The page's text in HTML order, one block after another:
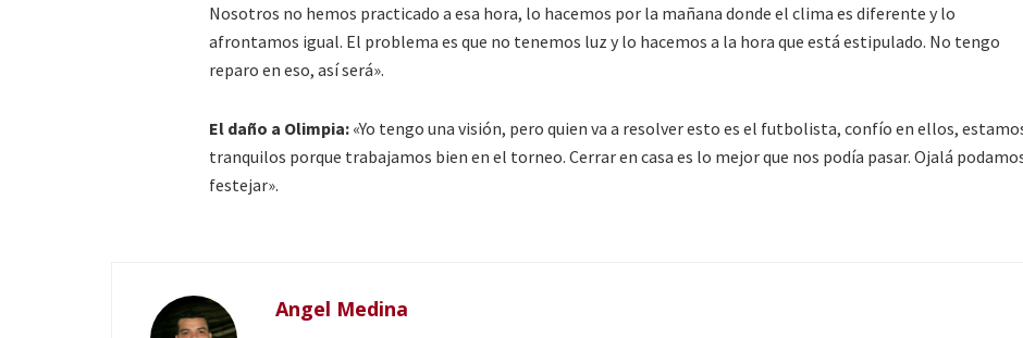
Nosotros no hemos practicado a esa hora, lo hacemos por la mañana donde el clima es diferente y lo
afrontamos igual. El problema es que no tenemos luz y lo hacemos a la hora que está estipulado. No tengo
reparo en eso, así será».
El daño a Olimpia: «Yo tengo una visión, pero quien va a resolver esto es el futbolista, confío en ellos,
tranquilos porque trabajamos bien en el torneo. Cerrar en casa es lo mejor que nos podía pasar. Ojalá
festejar».
Angel Medina